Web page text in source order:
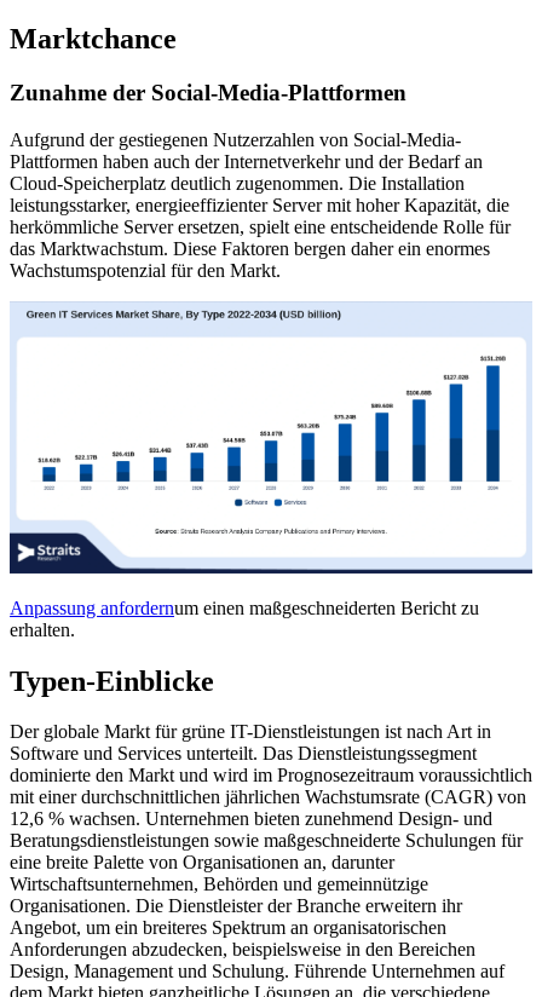
Marktchance
Zunahme der Social-Media-Plattformen
Aufgrund der gestiegenen Nutzerzahlen von Social-Media-
Plattformen haben auch der Internetverkehr und der Bedarf an
Cloud-Speicherplatz deutlich zugenommen. Die Installation
leistungsstarker, energieeffizienter Server mit hoher Kapazität, die
herkömmliche Server ersetzen, spielt eine entscheidende Rolle für
das Marktwachstum. Diese Faktoren bergen daher ein enormes
Wachstumspotenzial für den Markt.
Anpassung anfordernum einen maßgeschneiderten Bericht zu
erhalten.
Typen-Einblicke
Der globale Markt für grüne IT-Dienstleistungen ist nach Art in
Software und Services unterteilt. Das Dienstleistungssegment
dominierte den Markt und wird im Prognosezeitraum voraussichtlich
mit einer durchschnittlichen jährlichen Wachstumsrate (CAGR) von
12,6 % wachsen. Unternehmen bieten zunehmend Design- und
Beratungsdienstleistungen sowie maßgeschneiderte Schulungen für
eine breite Palette von Organisationen an, darunter
Wirtschaftsunternehmen, Behörden und gemeinnützige
Organisationen. Die Dienstleister der Branche erweitern ihr
Angebot, um ein breiteres Spektrum an organisatorischen
Anforderungen abzudecken, beispielsweise in den Bereichen
Design, Management und Schulung. Führende Unternehmen auf